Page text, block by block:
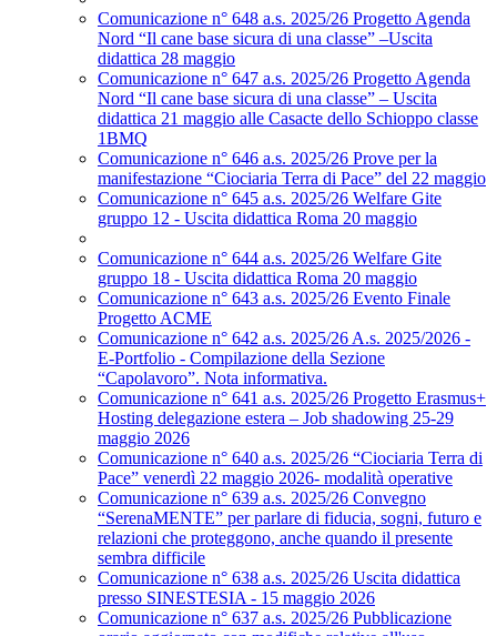
Comunicazione n° 648 a.s. 2025/26 Progetto Agenda
Nord “Il cane base sicura di una classe” –Uscita
didattica 28 maggio
Comunicazione n° 647 a.s. 2025/26 Progetto Agenda
Nord “Il cane base sicura di una classe” – Uscita
didattica 21 maggio alle Casacte dello Schioppo classe
1BMQ
Comunicazione n° 646 a.s. 2025/26 Prove per la
manifestazione “Ciociaria Terra di Pace” del 22 maggio
Comunicazione n° 645 a.s. 2025/26 Welfare Gite
gruppo 12 - Uscita didattica Roma 20 maggio
Comunicazione n° 644 a.s. 2025/26 Welfare Gite
gruppo 18 - Uscita didattica Roma 20 maggio
Comunicazione n° 643 a.s. 2025/26 Evento Finale
Progetto ACME
Comunicazione n° 642 a.s. 2025/26 A.s. 2025/2026 -
E-Portfolio - Compilazione della Sezione
“Capolavoro”. Nota informativa.
Comunicazione n° 641 a.s. 2025/26 Progetto Erasmus+
Hosting delegazione estera – Job shadowing 25-29
maggio 2026
Comunicazione n° 640 a.s. 2025/26 “Ciociaria Terra di
Pace” venerdì 22 maggio 2026- modalità operative
Comunicazione n° 639 a.s. 2025/26 Convegno
“SerenaMENTE” per parlare di fiducia, sogni, futuro e
relazioni che proteggono, anche quando il presente
sembra difficile
Comunicazione n° 638 a.s. 2025/26 Uscita didattica
presso SINESTESIA - 15 maggio 2026
Comunicazione n° 637 a.s. 2025/26 Pubblicazione